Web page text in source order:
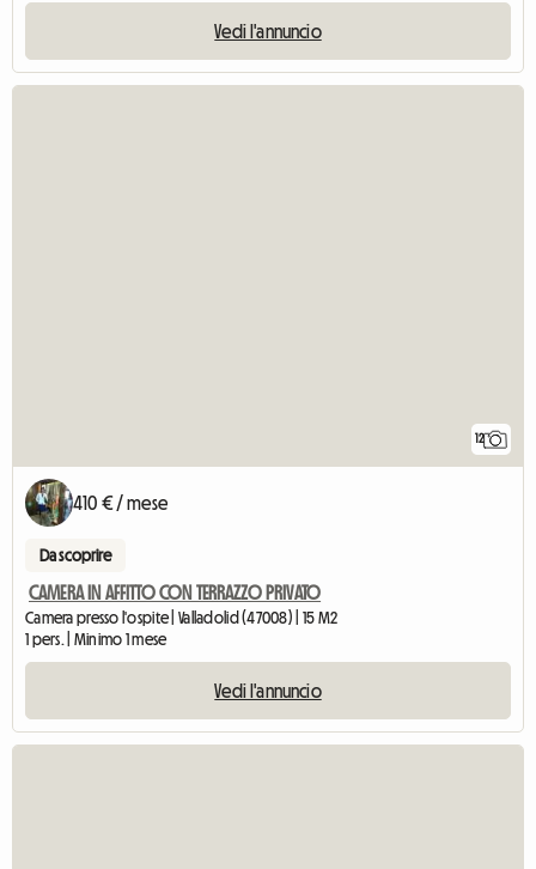
Vedi l'annuncio
12
410 € / mese
Da scoprire
CAMERA IN AFFITTO CON TERRAZZO PRIVATO
Camera presso l'ospite | Valladolid (47008) | 15 M2
1 pers. | Minimo 1 mese
Vedi l'annuncio